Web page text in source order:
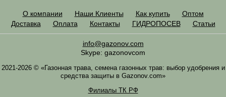
О компании Наши Клиенты Как купить
Оптом
Доставка
Оплата Контакты ГИДРОПОСЕВ Статьи
info@gazonov.com
Skype: gazonovcom
2021-2026 © «Газонная трава, семена газонных трав: выбор удобрения и
средства защиты в Gazonov.com»
Филиалы ТК РФ